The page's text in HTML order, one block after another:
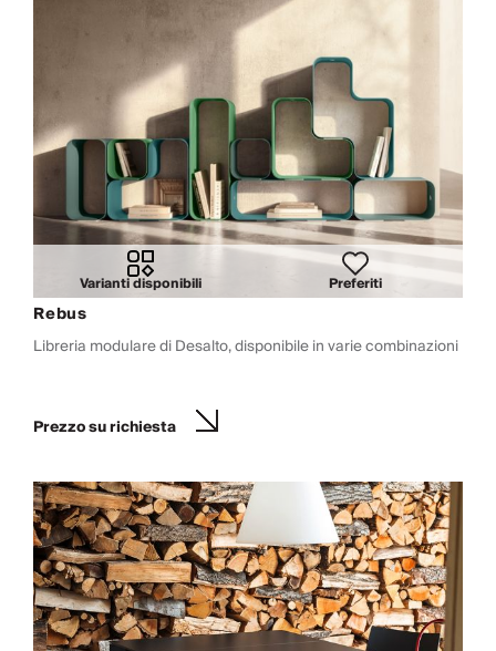
Varianti disponibili Preferiti
Rebus
Libreria modulare di Desalto, disponibile in varie combinazioni
Prezzo su richiesta